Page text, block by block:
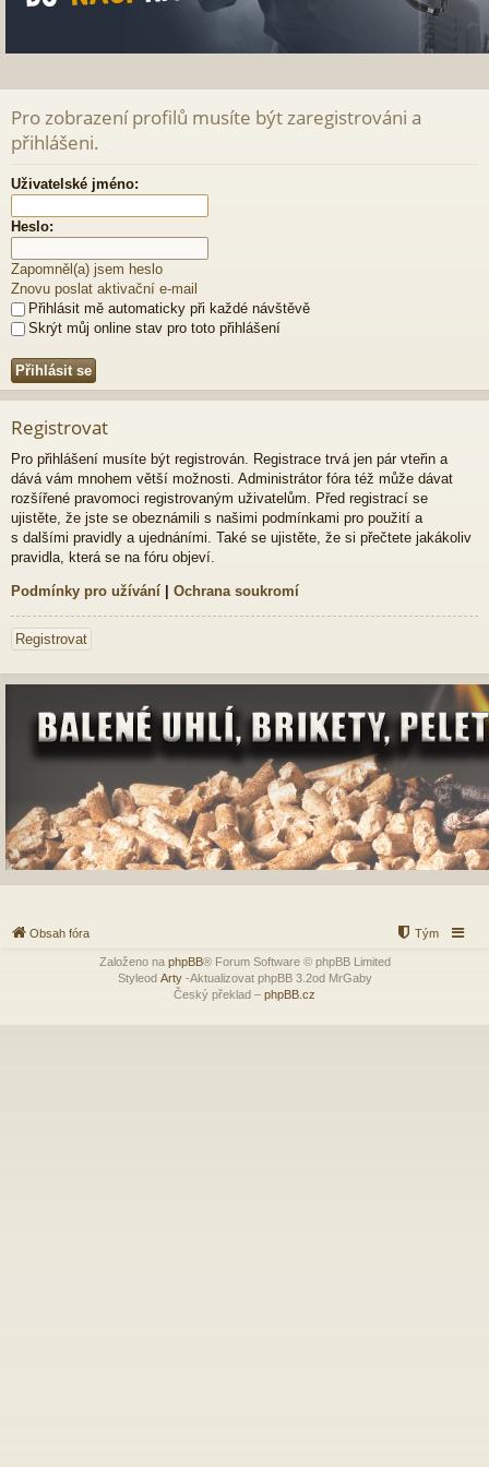
Pro zobrazení profilů musíte být zaregistrováni a
přihlášeni.
Uživatelské jméno:
Heslo:
Zapomněl(a) jsem heslo
Znovu poslat aktivační e-mail
Přihlásit mě automaticky při každé návštěvě
Skrýt můj online stav pro toto přihlášení
Registrovat
Pro přihlášení musíte být registrován. Registrace trvá jen pár vteřin a
dává vám mnohem větší možnosti. Administrátor fóra též může dávat
rozšířené pravomoci registrovaným uživatelům. Před registrací se
ujistěte, že jste se obeznámili s našimi podmínkami pro použití a
s dalšími pravidly a ujednáními. Také se ujistěte, že si přečtete jakákoliv
pravidla, která se na fóru objeví.
Podmínky pro užívání | Ochrana soukromí
Registrovat
Obsah fóra Tým
Založeno na phpBB® Forum Software © phpBB Limited
Styleod Arty-Aktualizovat phpBB 3.2od MrGaby
Český překlad – phpBB.cz